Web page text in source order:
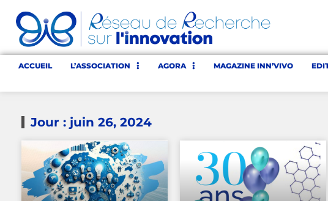
ACCUEIL L’ASSOCIATION AGORA MAGAZINE INN’VIVO
Jour : juin 26, 2024